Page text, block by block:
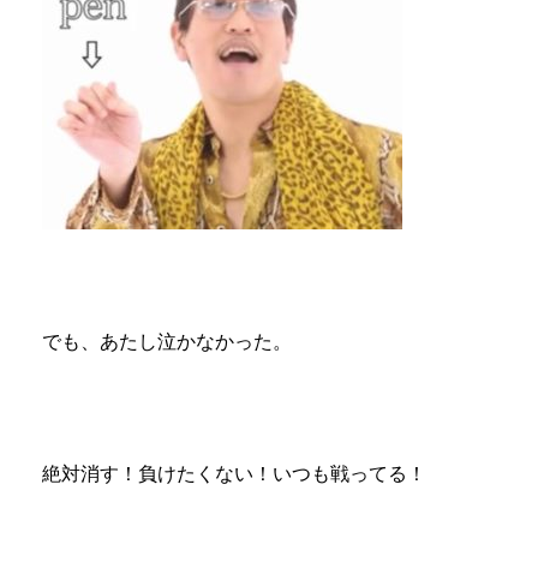
でも、あたし泣かなかった。
絶対消す！負けたくない！いつも戦ってる！